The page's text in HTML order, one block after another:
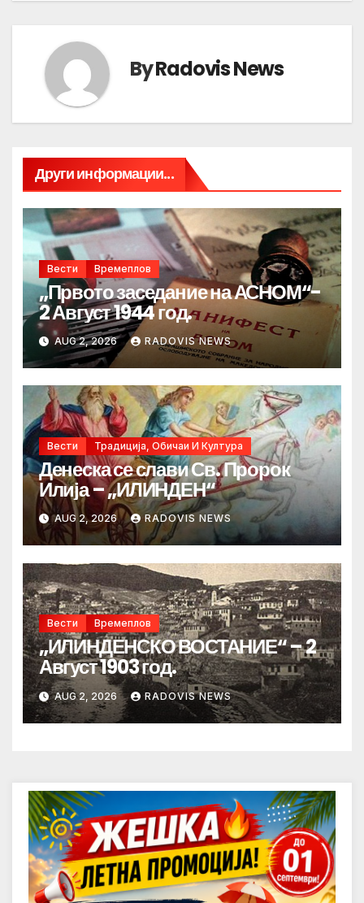
ByRadovis News
Други информации...
Вести Времеплов
„Првото заседание на АСНОМ“-
2 Август 1944 год.
AUG 2, 2026 RADOVIS NEWS
Вести Традиција, Обичаи И Култура
Денеска се слави Св. Пророк
Илија – „ИЛИНДЕН“
AUG 2, 2026 RADOVIS NEWS
Вести Времеплов
„ИЛИНДЕНСКО ВОСТАНИЕ“ – 2
Август 1903 год.
AUG 2, 2026 RADOVIS NEWS